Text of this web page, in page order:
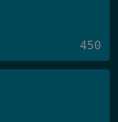
450